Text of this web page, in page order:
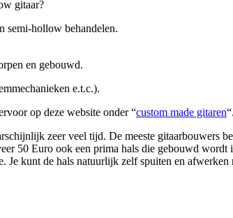
gitaar?
semi-hollow behandelen.
en gebouwd.
e.t.c.).
op deze website onder “custom made gitaren“.
zeer veel tijd. De meeste gitaarbouwers
50 Euro ook een prima hals die gebouwd
kunt de hals natuurlijk zelf spuiten en afwerken